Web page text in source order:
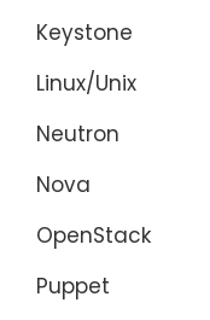
Keystone
Linux/Unix
Neutron
Nova
OpenStack
Puppet